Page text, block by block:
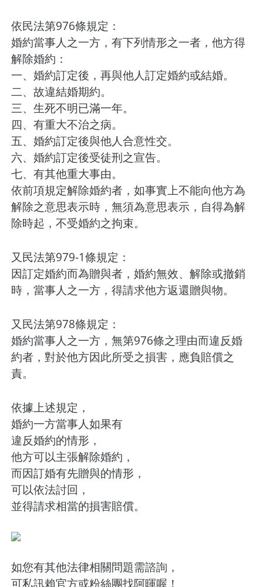
依民法第976條規定：
婚約當事人之一方，有下列情形之一者，他方得
解除婚約：
一、婚約訂定後，再與他人訂定婚約或結婚。
二、故違結婚期約。
三、生死不明已滿一年。
四、有重大不治之病。
五、婚約訂定後與他人合意性交。
六、婚約訂定後受徒刑之宣告。
七、有其他重大事由。
依前項規定解除婚約者，如事實上不能向他方為
解除之意思表示時，無須為意思表示，自得為解
除時起，不受婚約之拘束。
又民法第979-1條規定：
因訂定婚約而為贈與者，婚約無效、解除或撤銷
時，當事人之一方，得請求他方返還贈與物。
又民法第978條規定：
婚約當事人之一方，無第976條之理由而違反婚
約者，對於他方因此所受之損害，應負賠償之
責。
依據上述規定，
婚約一方當事人如果有
違反婚約的情形，
他方可以主張解除婚約，
而因訂婚有先贈與的情形，
可以依法討回，
並得請求相當的損害賠償。
如您有其他法律相關問題需諮詢，
可私訊賴官方或粉絲團找阿暉喔！